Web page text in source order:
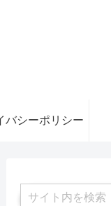
バシーポリシー